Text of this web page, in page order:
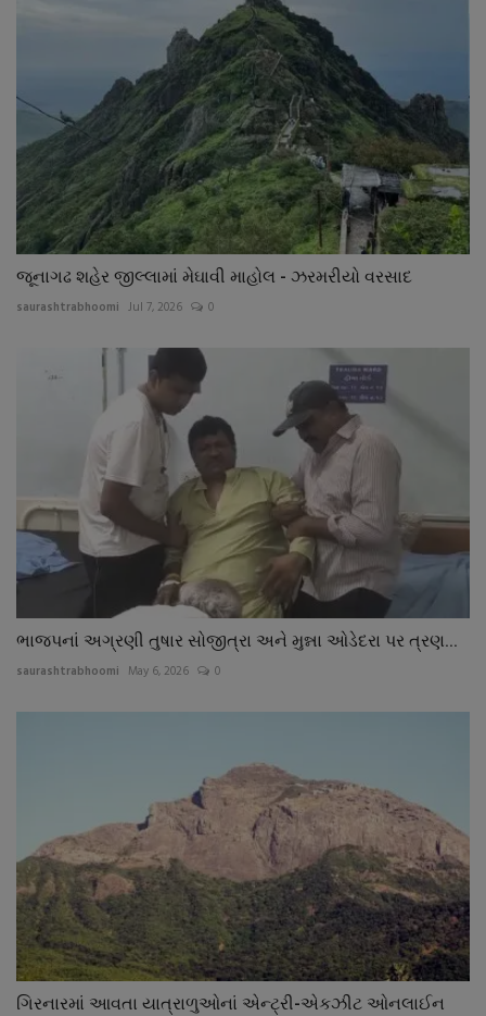
જૂનાગઢ શહેર જીલ્લામાં મેઘાવી માહોલ - ઝરમરીયો વરસાદ
saurashtrabhoomi Jul 7, 2026 0
ભાજપનાં અગ્રણી તુષાર સોજીત્રા અને મુન્ના ઓડેદરા પર ત્રણ...
saurashtrabhoomi May 6, 2026 0
ગિરનારમાં આવતા યાત્રાળુઓનાં એન્ટ્રી-એકઝીટ ઓનલાઈન